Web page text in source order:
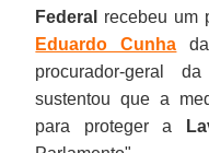
Federal
recebeu um
Eduardo Cunha
procurador-geral
sustentou que a
para proteger a